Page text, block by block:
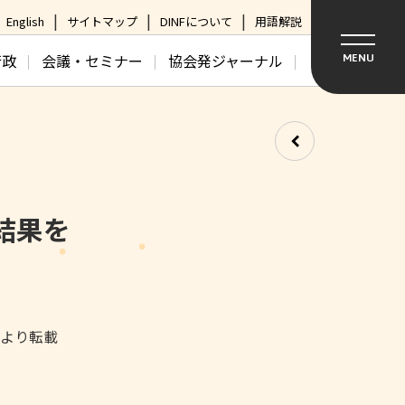
English サイトマップ DINFについて 用語解説
会議・セミナー 協会発ジャーナル MENU
果を
り転載